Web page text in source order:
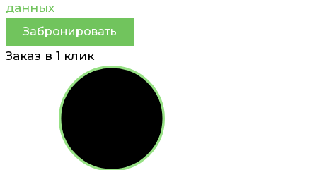
данных
Забронировать
Заказ в 1 клик